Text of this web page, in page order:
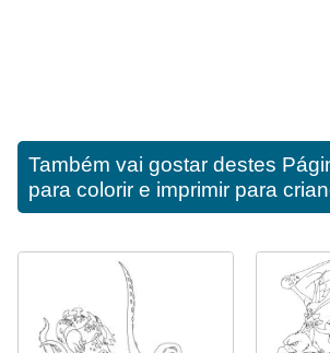
Também vai gostar destes
para colorir e imprimir para